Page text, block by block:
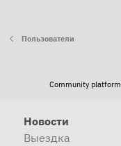
Пользователи
Community
Новости
Выездка